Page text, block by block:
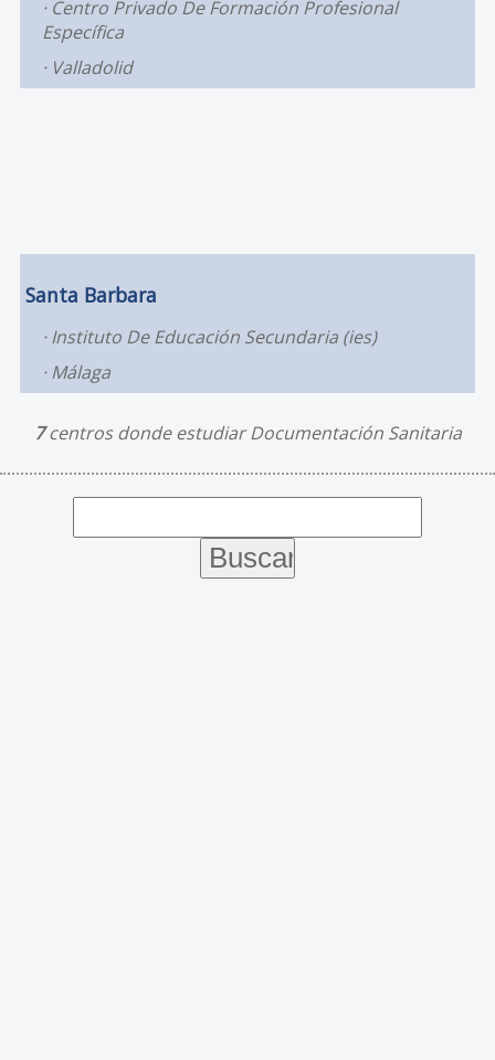
Centro Privado De Formación Profesional
Específica
Valladolid
Santa Barbara
Instituto De Educación Secundaria (ies)
Málaga
7centros donde estudiar Documentación Sanitaria